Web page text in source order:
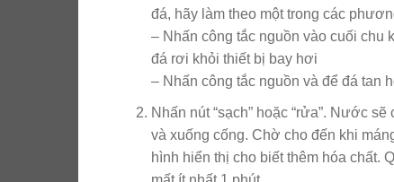
đá, hãy làm theo một trong các
– Nhấn công tắc nguồn vào cuối chu
đá rơi khỏi thiết bị bay hơi
– Nhấn công tắc nguồn và để đá tan
Nhấn nút “sạch” hoặc “rửa”. Nước
và xuống cống. Chờ cho đến khi
hình hiển thị cho biết thêm hóa chất.